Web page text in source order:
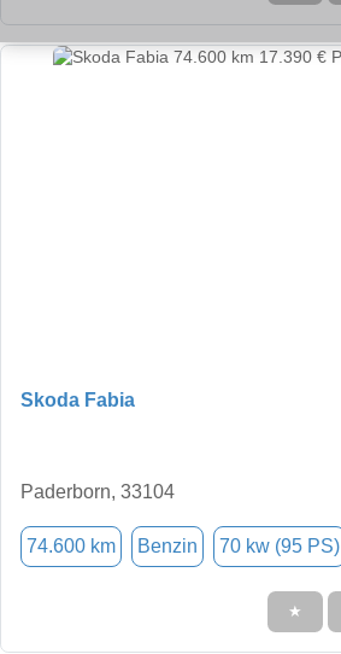
Skoda Fabia
Paderborn, 33104
74.600 km Benzin 70 kw (95 PS)
★